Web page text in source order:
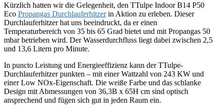
Kürzlich hatten wir die Gelegenheit, den TTulpe Indoor B14 P50
Eco Propangas Durchlauferhitzerin Aktion zu erleben. Dieser
Durchlauferhitzer hat uns beeindruckt, da er einen
Temperaturbereich von 35 bis 65 Grad bietet und mit Propangas 50
mbar betrieben wird. Der Wasserdurchfluss liegt dabei zwischen 2,5
und 13,6 Litern pro Minute.
In puncto Leistung und Energieeffizienz kann der TTulpe-
Durchlauferhitzer punkten – mit einer Wattzahl von 243 KW und
einer Low NOx-Eigenschaft. Die weiße Farbe und das schlanke
Design mit Abmessungen von 36,3B x 65H cm sind optisch
ansprechend und fügen sich gut in jeden Raum ein.